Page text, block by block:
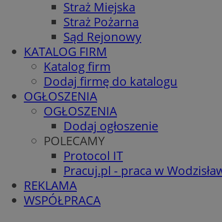
Straż Miejska
Straż Pożarna
Sąd Rejonowy
KATALOG FIRM
Katalog firm
Dodaj firmę do katalogu
OGŁOSZENIA
OGŁOSZENIA
Dodaj ogłoszenie
POLECAMY
Protocol IT
Pracuj.pl - praca w
REKLAMA
WSPÓŁPRACA